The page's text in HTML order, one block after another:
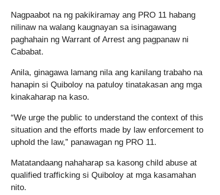
Nagpaabot na ng pakikiramay ang PRO 11 habang
nilinaw na walang kaugnayan sa isinagawang
paghahain ng Warrant of Arrest ang pagpanaw ni
Cababat.
Anila, ginagawa lamang nila ang kanilang trabaho na
hanapin si Quiboloy na patuloy tinatakasan ang mga
kinakaharap na kaso.
“We urge the public to understand the context of this
situation and the efforts made by law enforcement to
uphold the law,” panawagan ng PRO 11.
Matatandaang nahaharap sa kasong child abuse at
qualified trafficking si Quiboloy at mga kasamahan
nito.